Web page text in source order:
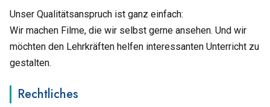
Unser Qualitätsanspruch ist ganz einfach:
Wir machen Filme, die wir selbst gerne ansehen. Und wir
möchten den Lehrkräften helfen interessanten Unterricht zu
gestalten.
Rechtliches